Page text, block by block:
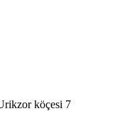
köçesi 7